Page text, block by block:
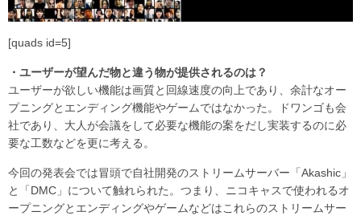
[quads id=5]
・ユーザーが望んだ物と違う物が提供されるのは？
ユーザーが欲しい機能は画質と回線速度の向上であり、余計なオー
プニングとエンディング機能やゲームではなかった。ドワンゴも会
社であり、大人が会議をして必要な機能の案をだし実装するのに必
要な工数などを更に考える。
今回の発表会では冒頭で自社開発のストリームサーバー「Akashic」
と「DMC」について触れられた。つまり、ニコキャスで使われるオ
ープニングとエンディングやゲームなどはこれらのストリームサー